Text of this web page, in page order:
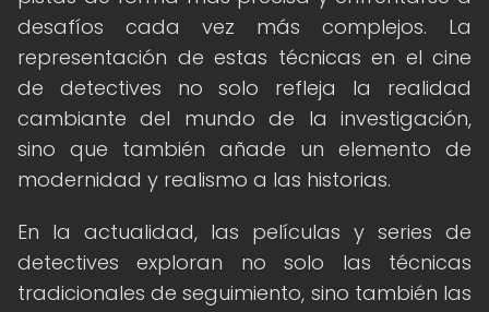
desafíos cada vez más complejos. La
representación de estas técnicas en el cine
de detectives no solo refleja la realidad
cambiante del mundo de la investigación,
sino que también añade un elemento de
modernidad y realismo a las historias.
En la actualidad, las películas y series de
detectives exploran no solo las técnicas
tradicionales de seguimiento, sino también las